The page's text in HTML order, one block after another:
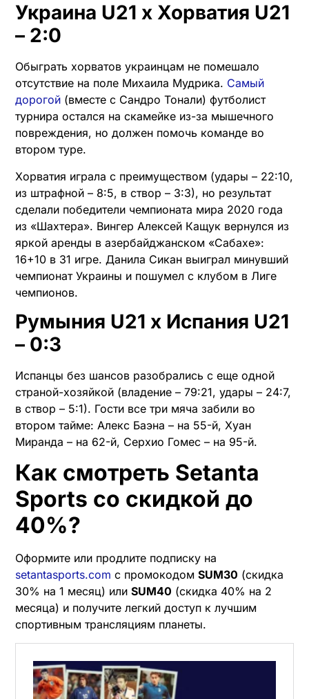
Украина U21 х Хорватия U21
– 2:0
Обыграть хорватов украинцам не помешало
отсутствие на поле Михаила Мудрика. Самый
дорогой (вместе с Сандро Тонали) футболист
турнира остался на скамейке из-за мышечного
повреждения, но должен помочь команде во
втором туре.
Хорватия играла с преимуществом (удары – 22:10,
из штрафной – 8:5, в створ – 3:3), но результат
сделали победители чемпионата мира 2020 года
из «Шахтера». Вингер Алексей Кащук вернулся из
яркой аренды в азербайджанском «Сабахе»:
16+10 в 31 игре. Данила Сикан выиграл минувший
чемпионат Украины и пошумел с клубом в Лиге
чемпионов.
Румыния U21 х Испания U21
– 0:3
Испанцы без шансов разобрались с еще одной
страной-хозяйкой (владение – 79:21, удары – 24:7,
в створ – 5:1). Гости все три мяча забили во
втором тайме: Алекс Баэна – на 55-й, Хуан
Миранда – на 62-й, Серхио Гомес – на 95-й.
Как смотреть Setanta
Sports со скидкой до
40%?
Оформите или продлите подписку на
setantasports.com с промокодом SUM30 (скидка
30% на 1 месяц) или SUM40 (скидка 40% на 2
месяца) и получите легкий доступ к лучшим
спортивным трансляциям планеты.